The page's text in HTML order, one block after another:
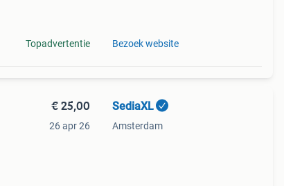
Topadvertentie Bezoek website
€ 25,00
26 apr 26
SediaXL
Amsterdam